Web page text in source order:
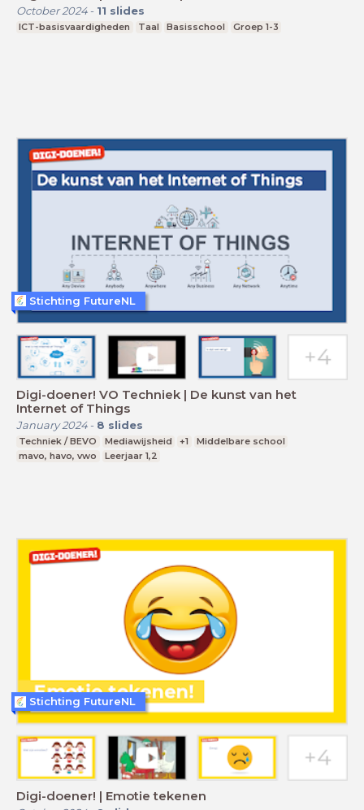
October 2024- 11 slides
ICT-basisvaardigheden Taal Basisschool Groep 1-3
Digi-doener! VO Techniek | De kunst van het
Internet of Things
January 2024- 8 slides
Techniek / BEVO Mediawijsheid +1
Middelbare school
mavo, havo, vwo
Leerjaar 1,2
Stichting FutureNL
Digi-doener! | Emotie tekenen
Stichting FutureNL